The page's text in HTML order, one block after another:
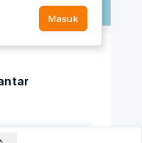
Masuk